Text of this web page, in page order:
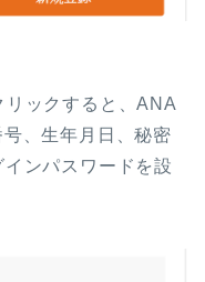
ックすると、ANA
、生年月日、秘密
ンパスワードを設